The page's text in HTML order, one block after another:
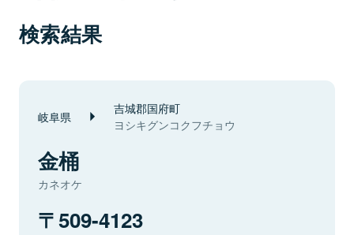
検索結果
岐阜県 吉城郡国府町
ヨシキグンコクフチョウ
金桶
カネオケ
509-4123